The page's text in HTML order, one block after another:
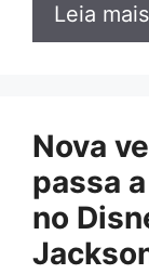
Leia mais
Nova
passa
no